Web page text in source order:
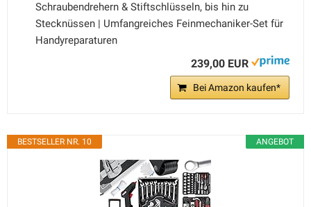
Schraubendrehern & Stiftschlüsseln, bis hin zu
Stecknüssen | Umfangreiches Feinmechaniker-Set für
Handyreparaturen
239,00 EUR
Bei Amazon kaufen*
ANGEBOT
BESTSELLER NR. 10